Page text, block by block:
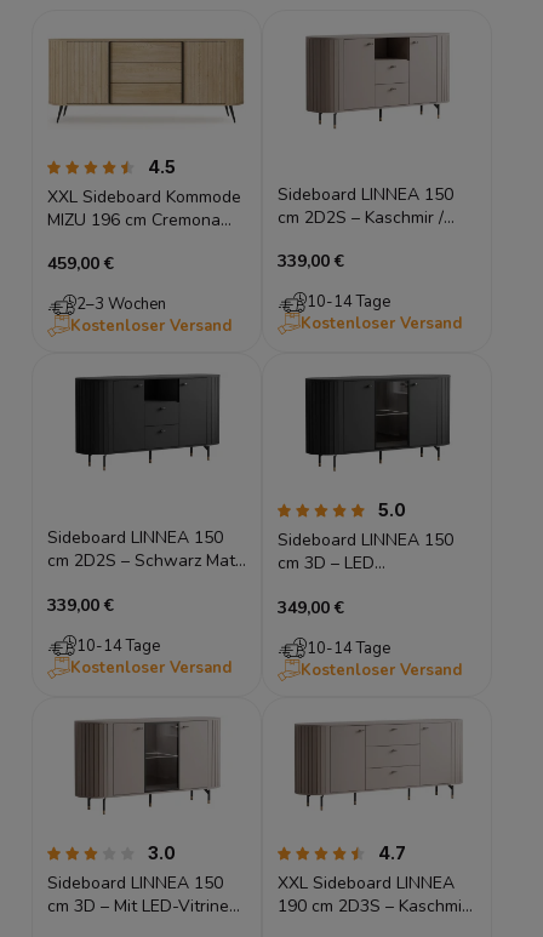
4.5
XXL Sideboard Kommode
MIZU 196 cm Cremona
Schiebetüren
459,00 €
2–3 Wochen
Kostenloser Versand
Sideboard LINNEA 150
cm 2D2S – Kaschmir /
Lamellen
339,00 €
10-14 Tage
Kostenloser Versand
Sideboard LINNEA 150
cm 2D2S – Schwarz Matt
Lamellen
339,00 €
10-14 Tage
Kostenloser Versand
5.0
Sideboard LINNEA 150
cm 3D – LED
– Schwarz Matt
349,00 €
10-14 Tage
Kostenloser Versand
3.0
Sideboard LINNEA 150
cm 3D – Mit LED-Vitrine
4.7
XXL Sideboard LINNEA
190 cm 2D3S – Kaschmir